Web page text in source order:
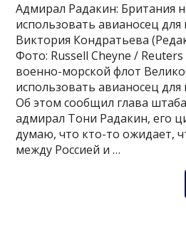
Адмирал Радакин: Британия
использовать авианосец
Виктория Кондратьева
Фото: Russell Cheyne /
военно-морской флот
использовать авианосец
Об этом сообщил глава
адмирал Тони Радакин, его
думаю, что кто-то ожидает,
между Россией и …